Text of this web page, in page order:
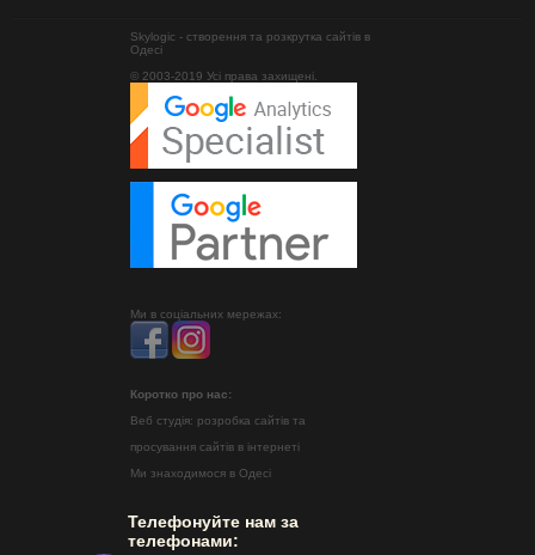
Skylogic - створення та розкрутка сайтів в
Одесі
© 2003-2019 Усі права захищені.
Ми в соціальних мережах:
Коротко про нас:
Веб студія: розробка сайтів та
просування сайтів в інтернеті
Ми знаходимося в Одесі
Телефонуйте нам за
телефонами: